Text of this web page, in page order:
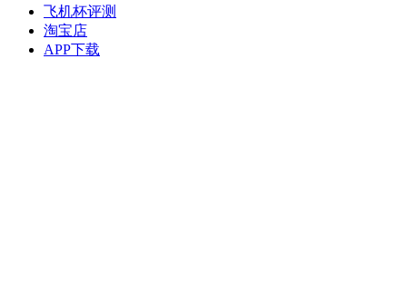
飞机杯评测
淘宝店
APP下载